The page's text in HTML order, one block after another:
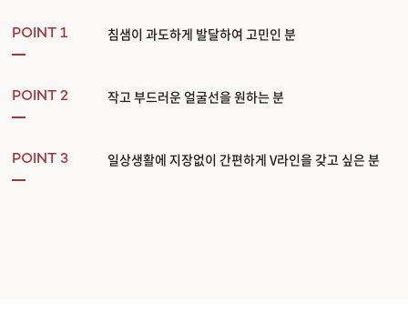
POINT 1 침샘이 과도하게 발달하여 고민인 분
POINT 2 작고 부드러운 얼굴선을 원하는 분
POINT 3 일상생활에 지장없이 간편하게 V라인을 갖고 싶은 분